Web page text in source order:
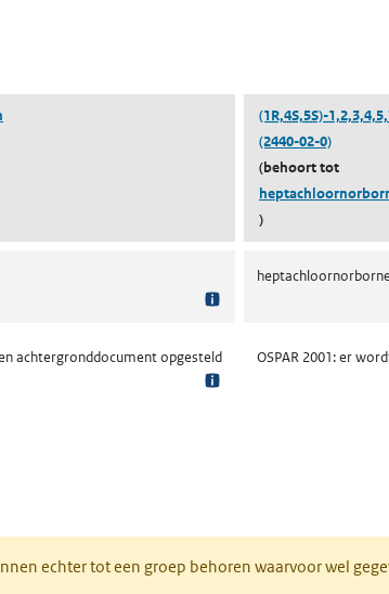
(1R,4S,5S)-
(2440-02-0)
(behoort tot
)
achtergronddocument opgesteld OSPAR 2001: er
echter tot een groep behoren waarvoor wel